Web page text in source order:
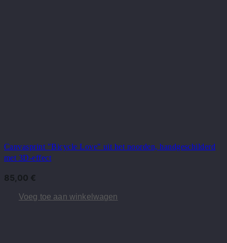
Canvasprint "Bicycle Love" uit het noorden, handgeschilderd
met 3D-effect
85,00 €
Voeg toe aan winkelwagen